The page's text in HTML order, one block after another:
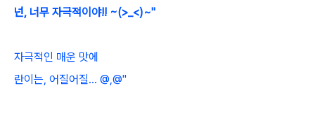
넌, 너무 자극적이야!! ~(>_<)~"
자극적인 매운 맛에
란이는, 어질어질... @,@"